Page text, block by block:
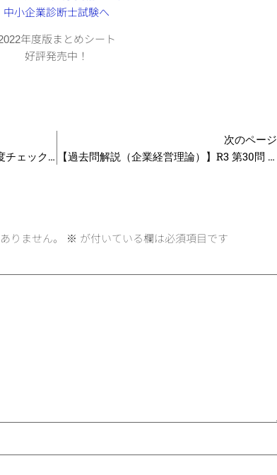
年度版まとめシート
好評発売中！
【お知らせ】まとめシートの理解度チェックテストができました！
次のページ
【過去問解説（企業経営理論）】R3 第30問 イノベーション
りません。 ※ が付いている欄は必須項目です